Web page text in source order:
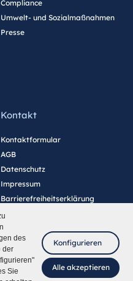
des
der
Sie
Konfigurieren
Alle akzeptieren
Compliance
Umwelt- und Sozialmaßnahmen
Presse
Kontakt
Kontaktformular
AGB
Datenschutz
Impressum
Barrierefreiheitserklärung
Cookie-Einstellungen